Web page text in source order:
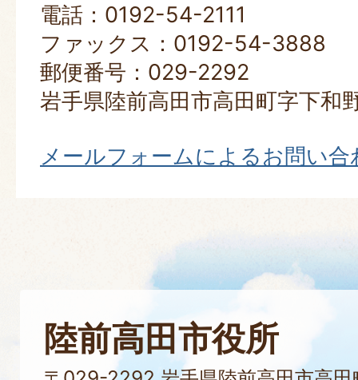
電話：0192-54-2111
ファックス：0192-54-3888
郵便番号：029-2292
岩手県陸前高田市高田町字下和
メールフォームによるお問い合
陸前高田市役所